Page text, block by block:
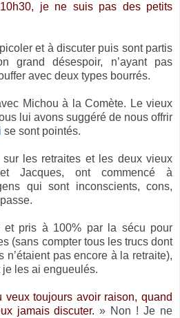
je ne suis pas des petits
et à discuter puis sont partis
grand désespoir, n’ayant pas
avec deux types bourrés.
Michou à la Comète. Le vieux
lui avons suggéré de nous offrir
se sont pointés.
les retraites et les deux vieux
Jacques, ont commencé à
qui sont inconscients, cons,
et pris à 100% par la sécu pour
(sans compter tous les trucs dont
n’étaient pas encore à la retraite),
les ai engueulés.
veux toujours avoir raison, quand
jamais discuter. » Non ! Je ne